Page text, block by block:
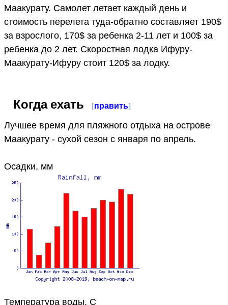
Маакурату. Самолет летает каждый день и
стоимость перелета туда-обратно составляет 190$
за взрослого, 170$ за ребенка 2-11 лет и 100$ за
ребенка до 2 лет. Скоростная лодка Ифуру-
Маакурату-Ифуру стоит 120$ за лодку.
Когда ехать [править]
Лучшее время для пляжного отдыха на острове
Маакурату - сухой сезон с января по апрель.
Осадки, мм
Температура воды, C